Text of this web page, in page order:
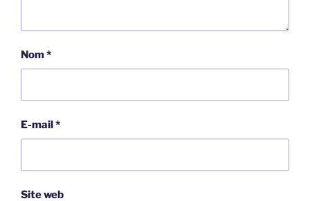
Nom*
E-mail*
Site web